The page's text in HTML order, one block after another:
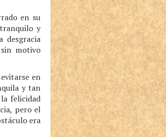
en su
y
desgracia
motivo
en
y tan
felicidad
pero el
era